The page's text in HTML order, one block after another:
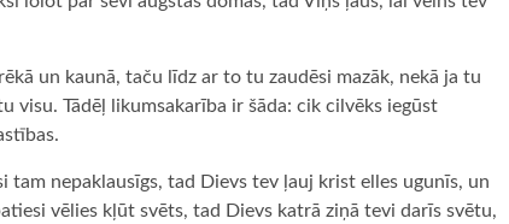
un kaunā, taču līdz ar to tu zaudēsi mazāk, nekā ja tu
visu. Tādēļ likumsakarība ir šāda: cik cilvēks iegūst
tam nepaklausīgs, tad Dievs tev ļauj krist elles ugunīs, un
vēlies kļūt svēts, tad Dievs katrā ziņā tevi darīs svētu,